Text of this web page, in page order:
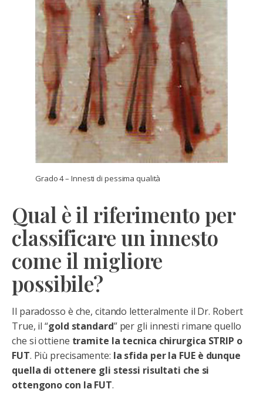
Grado 4 – Innesti di pessima qualità
Qual è il riferimento per
classificare un innesto
come il migliore
possibile?
Il paradosso è che, citando letteralmente il Dr. Robert
True, il “gold standard” per gli innesti rimane quello
che si ottiene tramite la tecnica chirurgica STRIP o
FUT. Più precisamente: la sfida per la FUE è dunque
quella di ottenere gli stessi risultati che si
ottengono con la FUT.